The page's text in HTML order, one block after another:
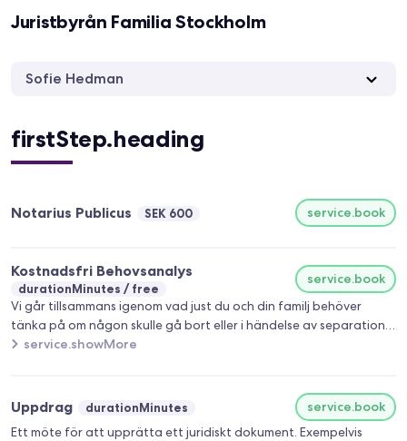
Juristbyrån Familia Stockholm
Sofie Hedman
firstStep.heading
Notarius Publicus SEK 600 service.book
Kostnadsfri Behovsanalys
durationMinutes free
service.book
Vi går tillsammans igenom vad just du och din familj behöver
tänka på om någon skulle gå bort eller i händelse av separation i
familjen.
service.showMore
Uppdrag durationMinutes
service.book
Ett möte för att upprätta ett juridiskt dokument. Exempelvis